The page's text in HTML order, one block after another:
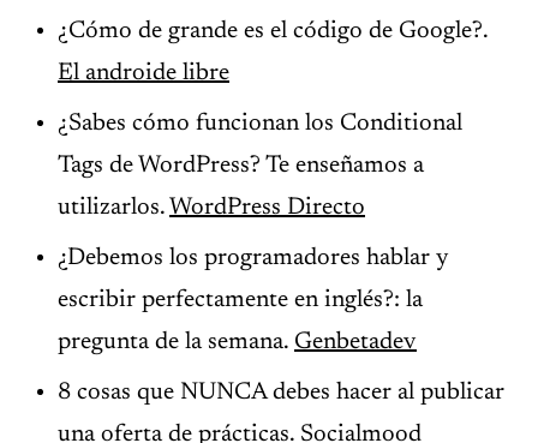
¿Cómo de grande es el código de Google?.
El androide libre
¿Sabes cómo funcionan los Conditional
Tags de WordPress? Te enseñamos a
utilizarlos. WordPress Directo
¿Debemos los programadores hablar y
escribir perfectamente en inglés?: la
pregunta de la semana. Genbetadev
8 cosas que NUNCA debes hacer al publicar
una oferta de prácticas. Socialmood